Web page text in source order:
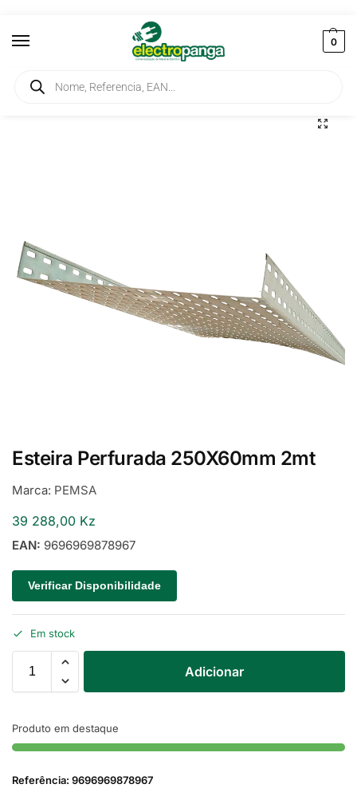
0
Início / Instalação / Caminhos de Cabo
Esteira Perfurada 250X60mm 2mt
Marca: PEMSA
39 288,00 Kz
EAN: 9696969878967
Verificar Disponibilidade
Em stock
Adicionar
Produto em destaque
Referência: 9696969878967